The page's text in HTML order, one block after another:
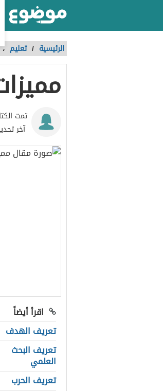
الرئيسية / تعليم ،
تمت
آخر
اقرأ أيضاً
تعريف الهدف
تعريف البحث
العلمي
تعريف الحرب